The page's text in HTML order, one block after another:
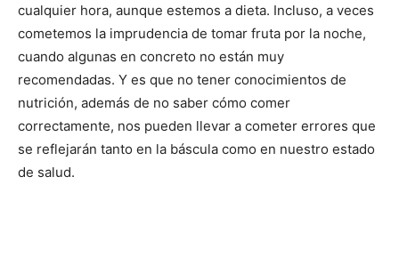
cualquier hora, aunque estemos a dieta. Incluso, a veces
cometemos la imprudencia de tomar fruta por la noche,
cuando algunas en concreto no están muy
recomendadas. Y es que no tener conocimientos de
nutrición, además de no saber cómo comer
correctamente, nos pueden llevar a cometer errores que
se reflejarán tanto en la báscula como en nuestro estado
de salud.